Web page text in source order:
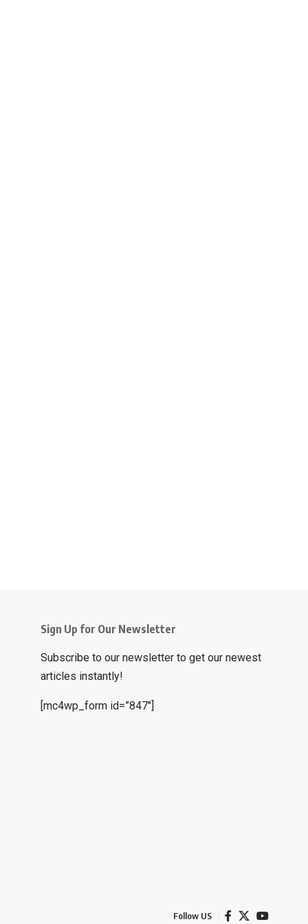
Sign Up for Our Newsletter
Subscribe to our newsletter to get our newest
articles instantly!
[mc4wp_form id=”847″]
Follow US